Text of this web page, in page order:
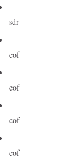
sdr
cof
cof
cof
cof